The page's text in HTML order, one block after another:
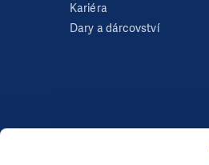
Kariéra
Dary a dárcovství